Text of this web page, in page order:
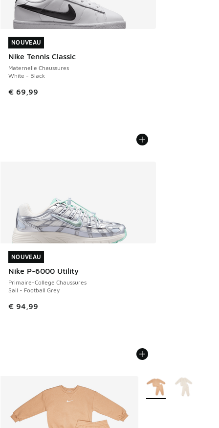
NOUVEAU
Nike Tennis Classic
Maternelle Chaussures
White - Black
€ 69,99
NOUVEAU
NOUVEAU
Nike P-6000 Utility
Primaire-College Chaussures
Sail - Football Grey
€ 94,99
NOUVEAU
Plus de couleurs